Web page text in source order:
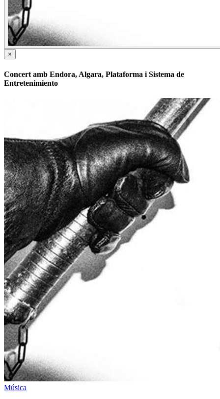
×
Concert amb Endora, Algara, Plataforma i Sistema de
Entretenimiento
Música